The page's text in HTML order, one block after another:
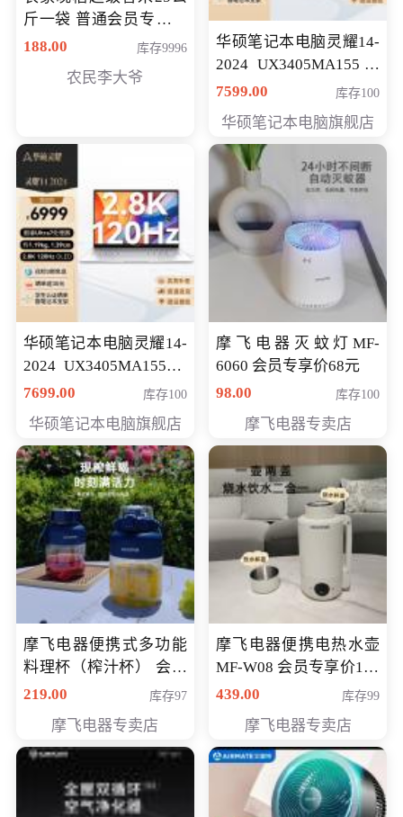
斤一袋 普通会员专享价
格178元
188.00 库存9996
农民李大爷
华硕笔记本电脑灵耀14-
2024 UX3405MA155冰
川银 oled 智慧轻薄本 会
7599.00 库存100
华硕笔记本电脑旗舰店
华硕笔记本电脑灵耀14-
2024 UX3405MA155夜
空蓝 oled 智慧轻薄本 会
7699.00 库存100
华硕笔记本电脑旗舰店
摩飞电器灭蚊灯MF-
6060 会员专享价68元
98.00
库存100
摩飞电器专卖店
摩飞电器便携式多功能
料理杯（榨汁杯） 会员
专享价118元
219.00 库存97
摩飞电器专卖店
摩飞电器便携电热水壶
MF-W08 会员专享价198
元
439.00 库存99
摩飞电器专卖店